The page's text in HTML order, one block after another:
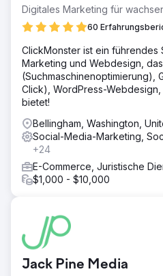
Digitales Marketing für
60
ClickMonster ist ein führendes
Marketing und Webdesign, das
(Suchmaschinenoptimierung),
Click), WordPress-
bietet!
Bellingham, Washington,
Social-Media-Marketing,
+24
E-Commerce, Juristische
$1,000 - $10,000
Jack Pine Media